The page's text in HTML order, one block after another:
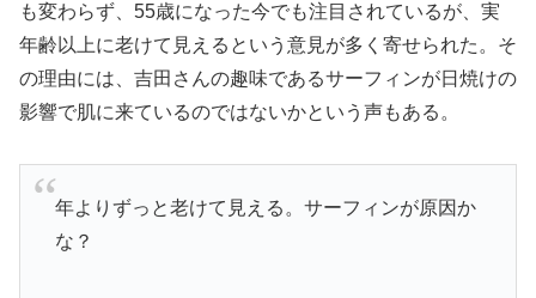
も変わらず、55歳になった今でも注目されているが、実
年齢以上に老けて見えるという意見が多く寄せられた。そ
の理由には、吉田さんの趣味であるサーフィンが日焼けの
影響で肌に来ているのではないかという声もある。
年よりずっと老けて見える。サーフィンが原因か
な？